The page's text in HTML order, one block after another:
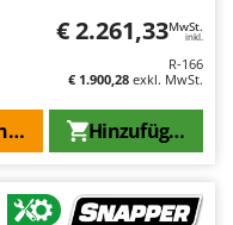
€ 2.261,33MwSt.
inkl.
R-166
€ 1.900,28 exkl. MwSt.
Hinzufügen
Sie